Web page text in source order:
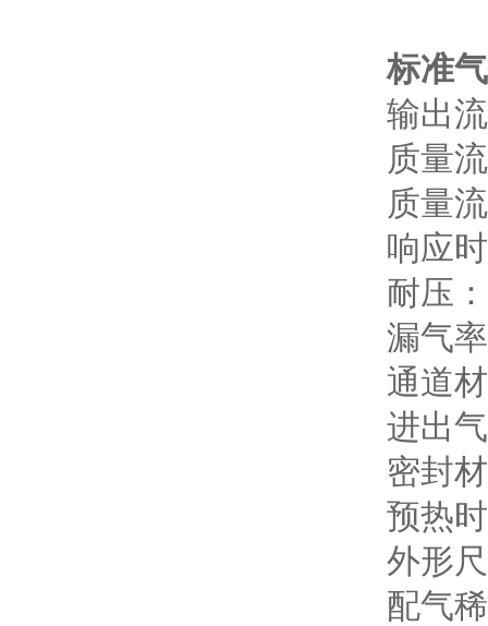
标准
输出
质量
质量
响应
耐压
漏气
通道
进出
密封
预热
外形
配气